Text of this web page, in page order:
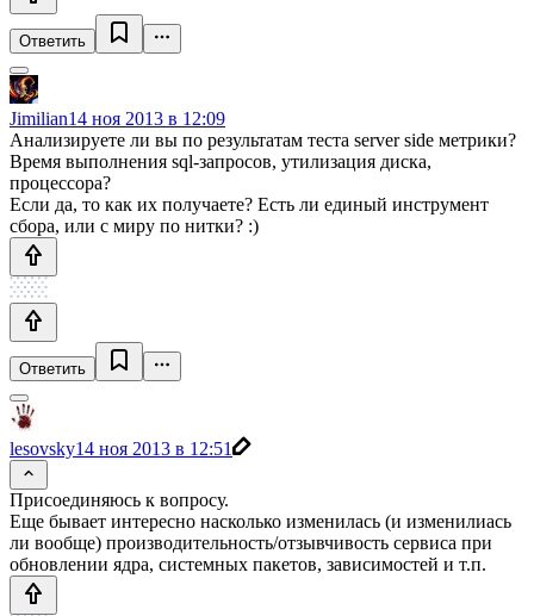
Ответить
Jimilian14 ноя 2013 в 12:09
Анализируете ли вы по результатам теста server side метрики?
Время выполнения sql-запросов, утилизация диска,
процессора?
Если да, то как их получаете? Есть ли единый инструмент
сбора, или с миру по нитки? :)
Ответить
lesovsky14 ноя 2013 в 12:51
Присоединяюсь к вопросу.
Еще бывает интересно насколько изменилась (и изменилиась
ли вообще) производительность/отзывчивость сервиса при
обновлении ядра, системных пакетов, зависимостей и т.п.